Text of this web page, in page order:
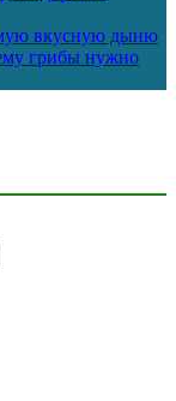
вкусную дыню
грибы нужно